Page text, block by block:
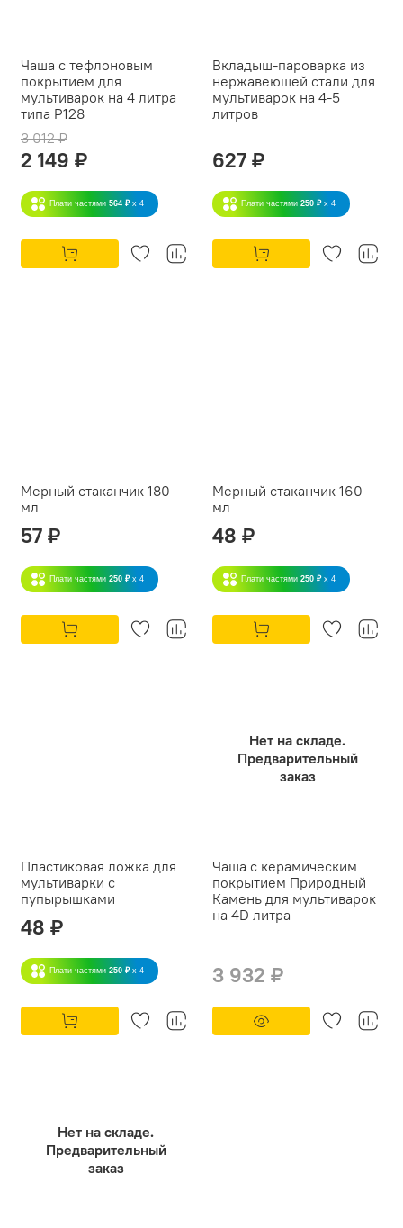
Чаша с тефлоновым
покрытием для
мультиварок на 4 литра
типа P128
3 012 ₽
2 149 ₽
Плати частями 564 ₽ x 4
Вкладыш-пароварка из
нержавеющей стали для
мультиварок на 4-5
литров
627 ₽
Плати частями 250 ₽ x 4
Мерный стаканчик 180
мл
57 ₽
Плати частями 250 ₽ x 4
Мерный стаканчик 160
мл
48 ₽
Плати частями 250 ₽ x 4
Пластиковая ложка для
мультиварки с
пупырышками
48 ₽
Плати частями 250 ₽ x 4
Нет на складе.
Предварительный
заказ
Чаша с керамическим
покрытием Природный
Камень для мультиварок
на 4D литра
3 932 ₽
Нет на складе.
Предварительный
заказ